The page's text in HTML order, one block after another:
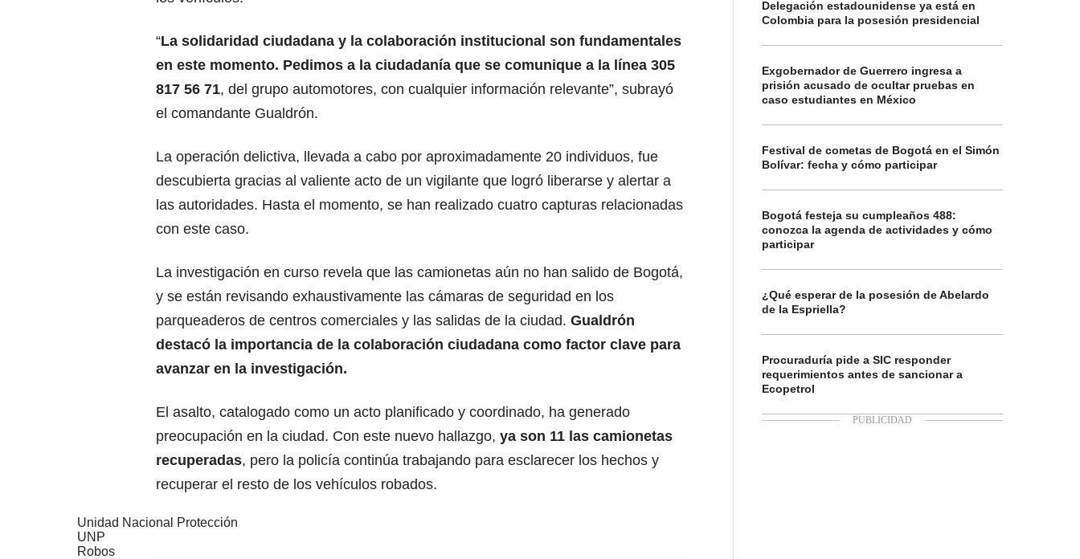
“La solidaridad ciudadana y la colaboración institucional son fundamentales
en este momento. Pedimos a la ciudadanía que se comunique a la línea 305
817 56 71, del grupo automotores, con cualquier información relevante”, subrayó
el comandante Gualdrón.
La operación delictiva, llevada a cabo por aproximadamente 20 individuos, fue
descubierta gracias al valiente acto de un vigilante que logró liberarse y alertar a
las autoridades. Hasta el momento, se han realizado cuatro capturas relacionadas
con este caso.
La investigación en curso revela que las camionetas aún no han salido de Bogotá,
y se están revisando exhaustivamente las cámaras de seguridad en los
parqueaderos de centros comerciales y las salidas de la ciudad. Gualdrón
destacó la importancia de la colaboración ciudadana como factor clave para
avanzar en la investigación.
El asalto, catalogado como un acto planificado y coordinado, ha generado
preocupación en la ciudad. Con este nuevo hallazgo, ya son 11 las camionetas
recuperadas, pero la policía continúa trabajando para esclarecer los hechos y
recuperar el resto de los vehículos robados.
Unidad Nacional Protección
UNP
Robos
Delegación estadounidense ya está en
Colombia para la posesión presidencial
Exgobernador de Guerrero ingresa a
prisión acusado de ocultar pruebas en
caso estudiantes en México
Festival de cometas de Bogotá en el Simón
Bolívar: fecha y cómo participar
Bogotá festeja su cumpleaños 488:
conozca la agenda de actividades y cómo
participar
¿Qué esperar de la posesión de Abelardo
de la Espriella?
Procuraduría pide a SIC responder
requerimientos antes de sancionar a
Ecopetrol